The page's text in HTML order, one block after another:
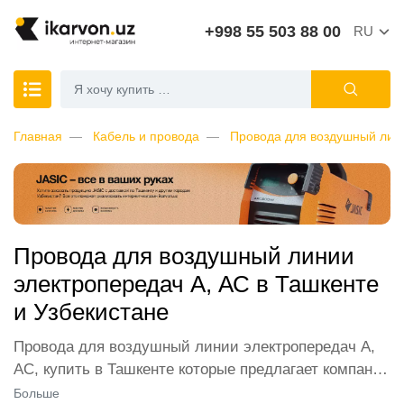
+998 55 503 88 00 RU
Главная Кабель и провода Провода для воздушный
Провода для воздушный линии
электропередач А, АС в Ташкенте
и Узбекистане
Провода для воздушный линии электропередач А,
АС, купить в Ташкенте которые предлагает компания
ikarvon.uz, пользуются широким спросом среди
Больше